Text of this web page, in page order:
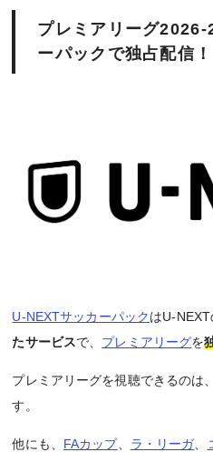
プレミアリーグ
ーパックで独占配信！
U-NEXTサッカーパックはU-NEXT
たサービスで、 プレミアリーグを
プレミアリーグを視聴できるのは
す。
他にも、 FAカップ、 ラ・リーガ、